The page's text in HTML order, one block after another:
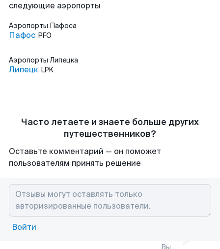
следующие аэропорты
Аэропорты Пафоса
Пафос PFO
Аэропорты Липецка
Липецк LPK
Часто летаете и знаете больше других
путешественников?
Оставьте комментарий — он поможет
пользователям принять решение
Войти
Вы